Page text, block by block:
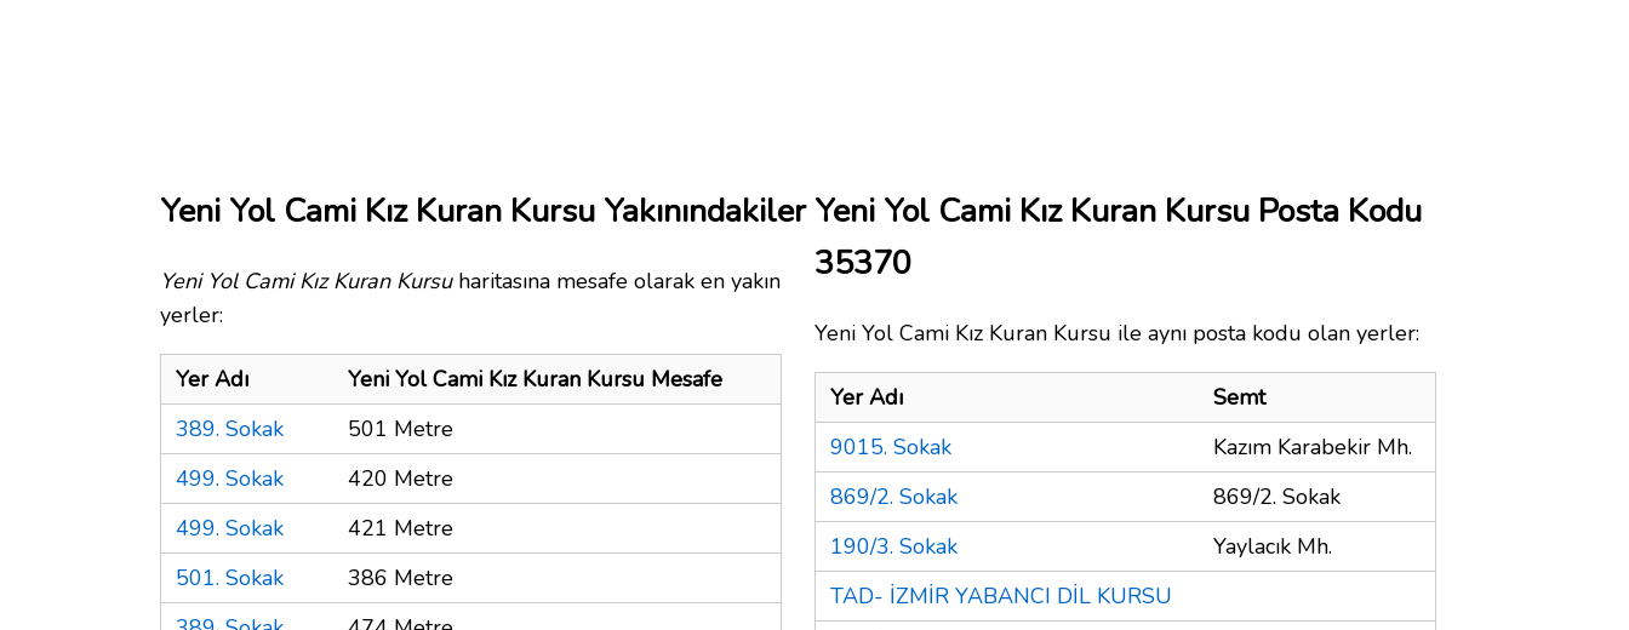
Yeni Yol Cami Kız Kuran Kursu Yakınındakiler
Yeni Yol Cami Kız Kuran Kursuharitasına mesafe olarak en yakın
yerler:
Yer Adı
Yeni Yol Cami Kız Kuran Kursu Mesafe
389. Sokak
501 Metre
499. Sokak
420 Metre
499. Sokak
421 Metre
501. Sokak
386 Metre
Yeni Yol Cami Kız Kuran Kursu Posta Kodu
35370
Yeni Yol Cami Kız Kuran Kursu ile aynı posta kodu olan yerler:
Yer Adı
Semt
9015. Sokak
Kazım Karabekir Mh.
869/2. Sokak
869/2. Sokak
190/3. Sokak
Yaylacık Mh.
TAD- İZMİR YABANCI DİL KURSU